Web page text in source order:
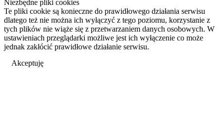
Niezbędne pliki cookies
Te pliki cookie są konieczne do prawidłowego działania serwisu
dlatego też nie można ich wyłączyć z tego poziomu, korzystanie z
tych plików nie wiąże się z przetwarzaniem danych osobowych. W
ustawieniach przeglądarki możliwe jest ich wyłączenie co może
jednak zakłócić prawidłowe działanie serwisu.
Akceptuję